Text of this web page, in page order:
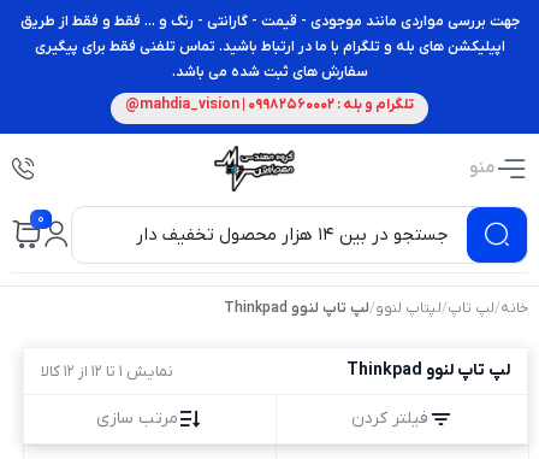
جهت بررسی مواردی مانند موجودی - قیمت - گارانتی - رنگ و ... فقط و فقط از طریق
اپیلیکشن های بله و تلگرام با ما در ارتباط باشید. تماس تلفنی فقط برای پیگیری
سفارش های ثبت شده می باشد.
تلگرام و بله : 09982560002 | mahdia_vision@
منو
0
خانه/لپ تاپ/لپتاپ لنوو/لپ تاپ لنوو Thinkpad
لپ تاپ لنوو Thinkpad نمایش 1 تا 12 از 12 کالا
فیلتر کردن مرتب سازی